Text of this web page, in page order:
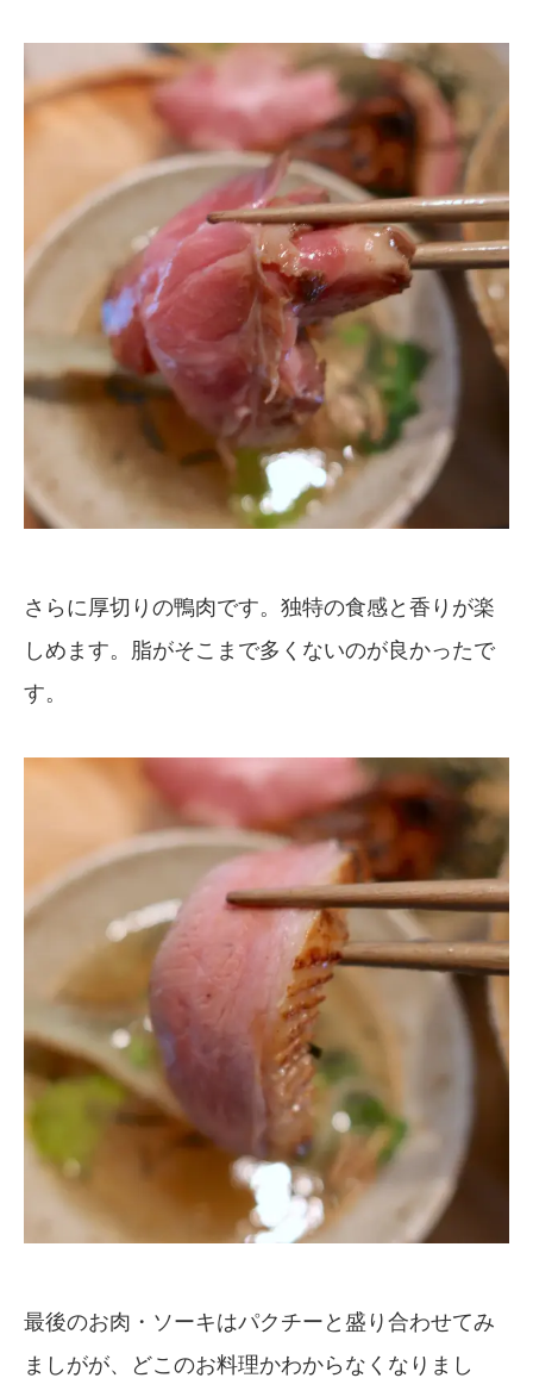
さらに厚切りの鴨肉です。独特の食感と香りが楽
しめます。脂がそこまで多くないのが良かったで
す。
最後のお肉・ソーキはパクチーと盛り合わせてみ
ましがが、どこのお料理かわからなくなりまし